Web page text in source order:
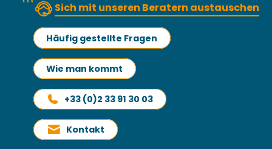
Sich mit unseren Beratern austauschen
Häufig gestellte Fragen
Wie man kommt
+33 (0)2 33 91 30 03
Kontakt